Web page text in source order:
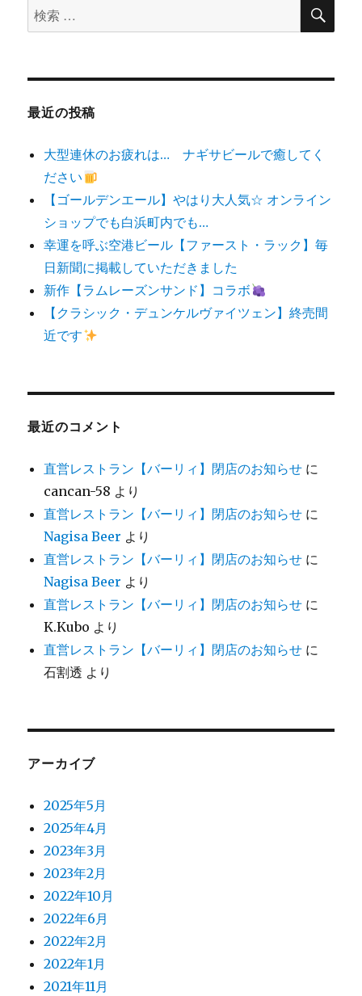
検
索
象:
最近の投稿
大型連休のお疲れは… ナギサビールで癒してく
ださい
【ゴールデンエール】やはり大人気☆ オンライン
ショップでも白浜町内でも…
幸運を呼ぶ空港ビール【ファースト・ラック】毎
日新聞に掲載していただきました
新作【ラムレーズンサンド】コラボ
【クラシック・デュンケルヴァイツェン】終売間
近です
最近のコメント
直営レストラン【バーリィ】閉店のお知らせ に
cancan-58 より
直営レストラン【バーリィ】閉店のお知らせ に
Nagisa Beer より
直営レストラン【バーリィ】閉店のお知らせ に
Nagisa Beer より
直営レストラン【バーリィ】閉店のお知らせ に
K.Kubo より
直営レストラン【バーリィ】閉店のお知らせ に
石割透 より
アーカイブ
2025年5月
2025年4月
2023年3月
2023年2月
2022年10月
2022年6月
2022年2月
2022年1月
2021年11月